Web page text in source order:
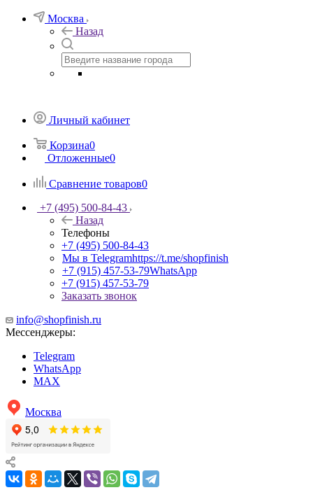
Москва
Назад
Личный кабинет
Корзина0
Отложенные0
Сравнение товаров0
+7 (495) 500-84-43
Назад
Телефоны
+7 (495) 500-84-43
Мы в Telegramhttps://t.me/shopfinish
+7 (915) 457-53-79WhatsApp
+7 (915) 457-53-79
Заказать звонок
info@shopfinish.ru
Мессенджеры:
Telegram
WhatsApp
MAX
Москва